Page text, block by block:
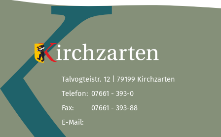
Talvogteistr. 12 | 79199 Kirchzarten
Telefon: 07661 - 393-0
Fax:
07661 - 393-88
E-Mail: